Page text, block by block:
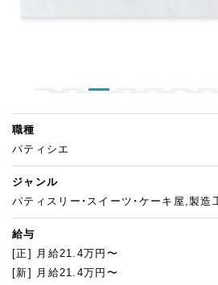
職種
パティシエ
ジャンル
パティスリー・スイーツ・ケーキ屋,製造
給与
[正] 月給21.4万円〜
[新] 月給21.4万円〜